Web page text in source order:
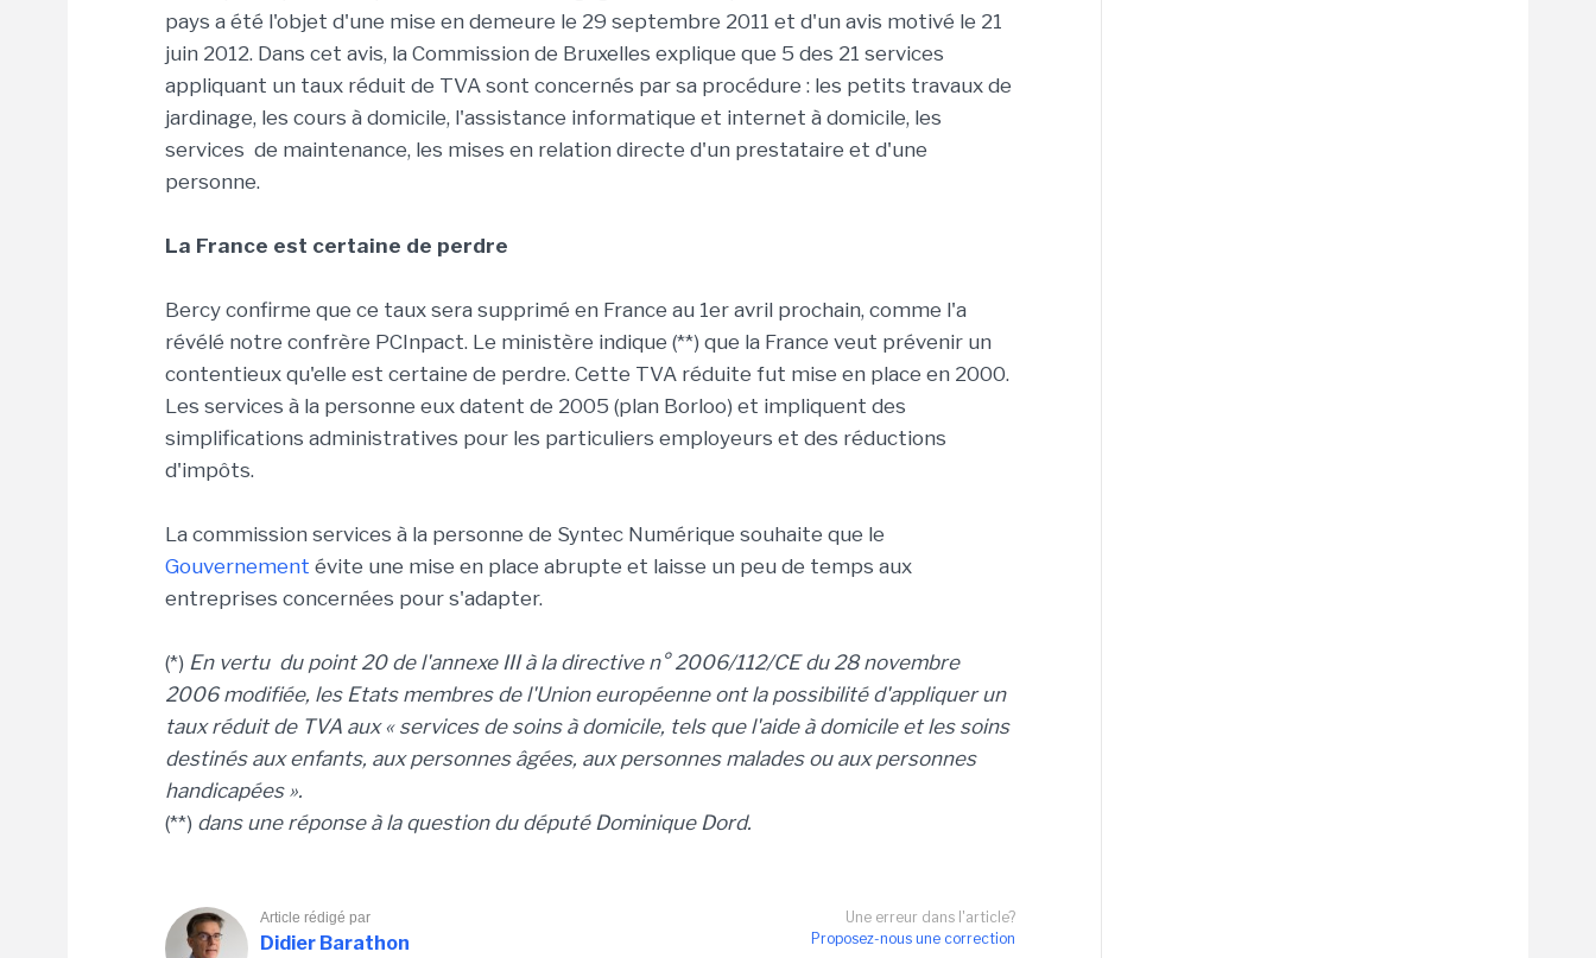
pays a été l'objet d'une mise en demeure le 29 septembre 2011 et d'un avis motivé le 21
juin 2012. Dans cet avis, la Commission de Bruxelles explique que 5 des 21 services
appliquant un taux réduit de TVA sont concernés par sa procédure : les petits travaux de
jardinage, les cours à domicile, l'assistance informatique et internet à domicile, les
services de maintenance, les mises en relation directe d'un prestataire et d'une
personne.
La France est certaine de perdre
Bercy confirme que ce taux sera supprimé en France au 1er avril prochain, comme l'a
révélé notre confrère PCInpact. Le ministère indique (**) que la France veut prévenir un
contentieux qu'elle est certaine de perdre. Cette TVA réduite fut mise en place en 2000.
Les services à la personne eux datent de 2005 (plan Borloo) et impliquent des
simplifications administratives pour les particuliers employeurs et des réductions
d'impôts.
La commission services à la personne de Syntec Numérique souhaite que le
Gouvernement évite une mise en place abrupte et laisse un peu de temps aux
entreprises concernées pour s'adapter.
(*) En vertu du point 20 de l'annexe III à la directive n° 2006/112/CE du 28 novembre
2006 modifiée, les Etats membres de l'Union européenne ont la possibilité d'appliquer un
taux réduit de TVA aux « services de soins à domicile, tels que l'aide à domicile et les soins
destinés aux enfants, aux personnes âgées, aux personnes malades ou aux personnes
handicapées ».
(**) dans une réponse à la question du député Dominique Dord.
Une erreur dans l'article?
Proposez-nous une correction
Article rédigé par
Didier Barathon